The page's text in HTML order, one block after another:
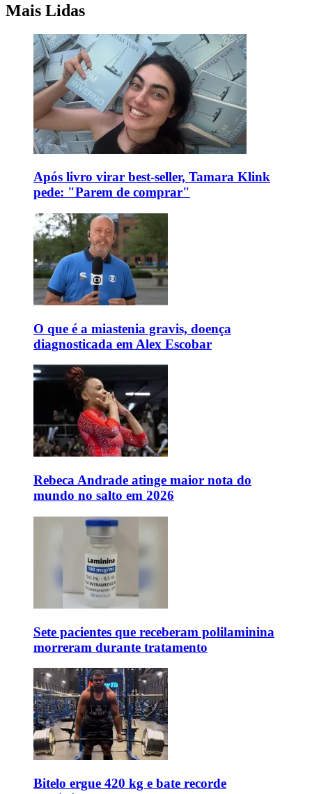
Mais Lidas
Após livro virar best-seller, Tamara Klink
pede: "Parem de comprar"
O que é a miastenia gravis, doença
diagnosticada em Alex Escobar
Rebeca Andrade atinge maior nota do
mundo no salto em 2026
Sete pacientes que receberam polilaminina
morreram durante tratamento
Bitelo ergue 420 kg e bate recorde